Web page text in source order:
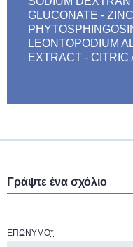
GLUCONATE -
LEONTOPODIUM
EXTRACT - CITRIC
Γράψτε ένα σχόλιο
ΕΠΏΝΥΜΟ*